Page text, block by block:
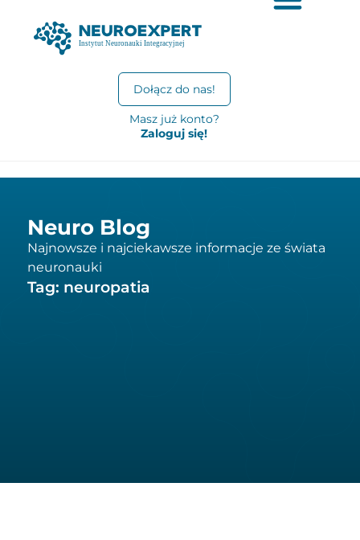
Dołącz do nas!
Masz już konto?
Zaloguj się!
Neuro Blog
Najnowsze i najciekawsze informacje ze świata
neuronauki
Tag: neuropatia